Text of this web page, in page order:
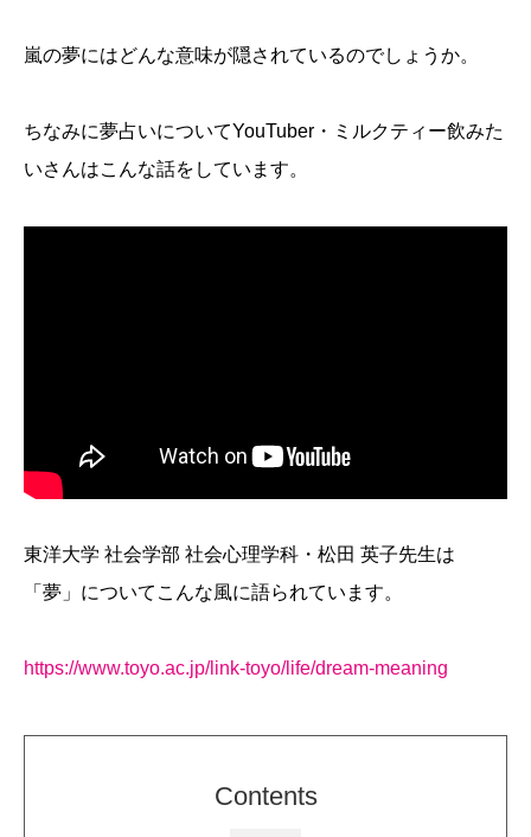
嵐の夢にはどんな意味が隠されているのでしょうか。
ちなみに夢占いについてYouTuber・ミルクティー飲みた
いさんはこんな話をしています。
東洋大学 社会学部 社会心理学科・松田 英子先生は
「夢」についてこんな風に語られています。
https://www.toyo.ac.jp/link-toyo/life/dream-meaning
Contents